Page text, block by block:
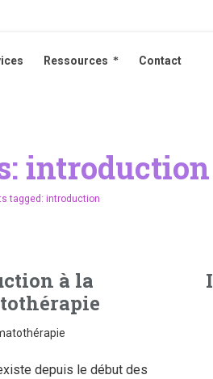
Ressources Contact
introduction
tagged: introduction
à la
depuis le début des